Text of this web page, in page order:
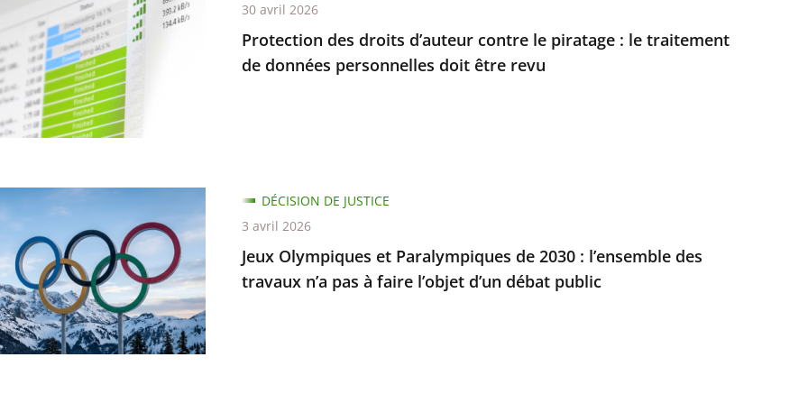
Protection des droits d’auteur contre le piratage : le traitement
de données personnelles doit être revu
30 avril 2026
Jeux Olympiques et Paralympiques de 2030 : l’ensemble des
travaux n’a pas à faire l’objet d’un débat public
DÉCISION DE JUSTICE
3 avril 2026